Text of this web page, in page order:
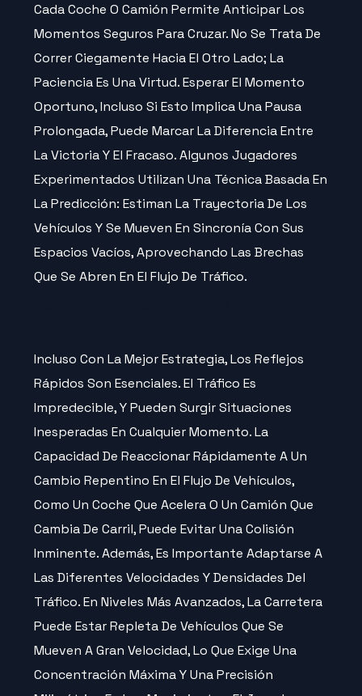
Cada Coche O Camión Permite Anticipar Los
Momentos Seguros Para Cruzar. No Se Trata De
Correr Ciegamente Hacia El Otro Lado; La
Paciencia Es Una Virtud. Esperar El Momento
Oportuno, Incluso Si Esto Implica Una Pausa
Prolongada, Puede Marcar La Diferencia Entre
La Victoria Y El Fracaso. Algunos Jugadores
Experimentados Utilizan Una Técnica Basada En
La Predicción: Estiman La Trayectoria De Los
Vehículos Y Se Mueven En Sincronía Con Sus
Espacios Vacíos, Aprovechando Las Brechas
Que Se Abren En El Flujo De Tráfico.
Incluso Con La Mejor Estrategia, Los Reflejos
Rápidos Son Esenciales. El Tráfico Es
Impredecible, Y Pueden Surgir Situaciones
Inesperadas En Cualquier Momento. La
Capacidad De Reaccionar Rápidamente A Un
Cambio Repentino En El Flujo De Vehículos,
Como Un Coche Que Acelera O Un Camión Que
Cambia De Carril, Puede Evitar Una Colisión
Inminente. Además, Es Importante Adaptarse A
Las Diferentes Velocidades Y Densidades Del
Tráfico. En Niveles Más Avanzados, La Carretera
Puede Estar Repleta De Vehículos Que Se
Mueven A Gran Velocidad, Lo Que Exige Una
Concentración Máxima Y Una Precisión